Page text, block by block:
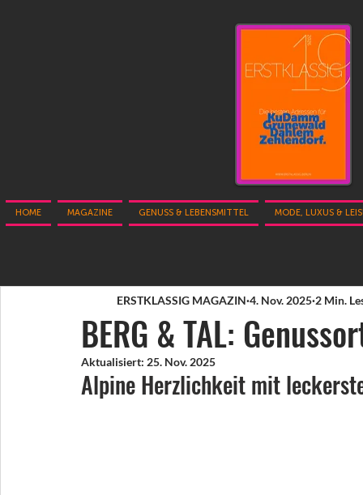
HOME MAGAZINE GENUSS & LEBENSMITTEL MODE, LUXUS &
BERG & TAL:
ERSTKLASSIG MAGAZIN 4. Nov. 2025 2 Min.
Aktualisiert: 25. Nov. 2025
Alpine Herzlichkeit mit